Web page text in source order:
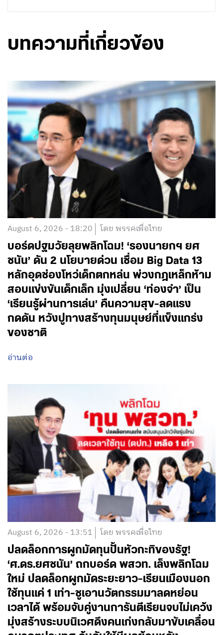
บทความที่เกี่ยวข้อง
August 6, 2026 - 18:20 โดย พรรคเพื่อไทย
บอร์ดปฐมวัยลุยพลิกโฉม! ‘รองนายกฯ ยศ
ชนัน’ ดัน 2 นโยบายด่วน เชื่อม Big Data 13
หลักอุดช่องโหว่เด็กตกหล่น พ่วงกฎเหล็กห้าม
สอบแข่งขันเด็กเล็ก มุ่งเปลี่ยน ‘ท่องจำ’ เป็น
‘เรียนรู้ผ่านการเล่น’ คืนความสุข-ลดแรง
กดดัน หวังปูทางสร้างทุนมนุษย์ที่แข็งแกร่ง
ของชาติ
อ่านต่อ
August 6, 2026 - 13:51 โดย พรรคเพื่อไทย
ปลดล็อกการผูกมัดทุนปั้นหัวกะทิของรัฐ!
‘ศ.ดร.ยศชนัน’ ถกบอร์ด พสวท. เล็งพลิกโฉม
ใหม่ ปลดล็อกผูกมัดระยะยาว-เรียนเมืองนอก
ใช้ทุนแค่ 1 เท่า-ชูเอานวัตกรรมมาลดหย่อน
เวลาได้ พร้อมจับคู่งานการันตีเรียนจบไม่เคว้ง
มุ่งสร้างระบบนิเวศดึงคนเก่งกลับมาขับเคลื่อน